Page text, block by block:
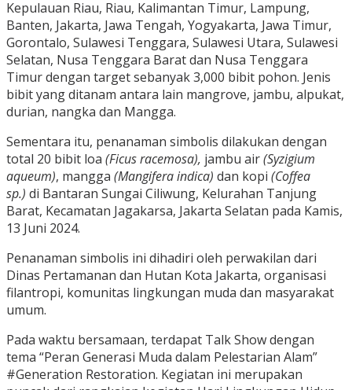
Kepulauan Riau, Riau, Kalimantan Timur, Lampung,
Banten, Jakarta, Jawa Tengah, Yogyakarta, Jawa Timur,
Gorontalo, Sulawesi Tenggara, Sulawesi Utara, Sulawesi
Selatan, Nusa Tenggara Barat dan Nusa Tenggara
Timur dengan target sebanyak 3,000 bibit pohon. Jenis
bibit yang ditanam antara lain mangrove, jambu, alpukat,
durian, nangka dan Mangga.
Sementara itu, penanaman simbolis dilakukan dengan
total 20 bibit loa (Ficus racemosa), jambu air(Syzigium
aqueum), mangga (Mangifera indica) dan kopi (Coffea
sp.) di Bantaran Sungai Ciliwung, Kelurahan Tanjung
Barat, Kecamatan Jagakarsa, Jakarta Selatan pada Kamis,
13 Juni 2024.
Penanaman simbolis ini dihadiri oleh perwakilan dari
Dinas Pertamanan dan Hutan Kota Jakarta, organisasi
filantropi, komunitas lingkungan muda dan masyarakat
umum.
Pada waktu bersamaan, terdapat Talk Show dengan
tema “Peran Generasi Muda dalam Pelestarian Alam”
#Generation Restoration. Kegiatan ini merupakan